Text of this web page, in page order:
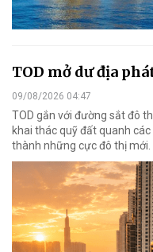
TOD mở dư địa
09/08/2026 04:47
TOD gắn với đường sắt đô
khai thác quỹ đất quanh
thành những cực đô thị mới.